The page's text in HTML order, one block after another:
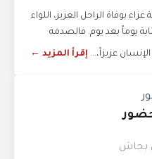
بوفاة الراحل العزيز، اللواء
يوماً بعد يوم. فالصدمة
عزيزاً،... إقرأ المزيد ←
بجاش